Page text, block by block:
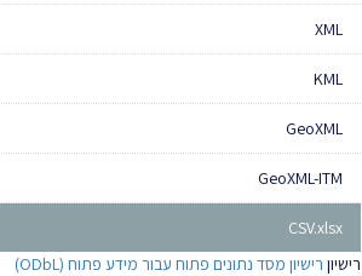
XML
KML
GeoXML
GeoXML-ITM
CSV.xlsx
רישיון רישיון מסד נתונים פתוח עבור מידע פתוח (ODbL)